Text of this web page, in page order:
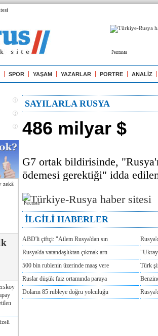
Реклама
SPOR YAŞAM YAZARLAR PORTRE ANALİZ
SAYILARLA RUSYA
486 milyar $
G7 ortak bildirisinde,
ödemesi gerektiği" idda
Реклама
İLGİLİ HABERLER
ABD'li çiftçi: "Ailem Rusya'dan sın
Rusya'da vatandaşlıktan çıkmak artı
500 bin rublenin üzerinde maaş vere
Türk
Ruslar düşük faiz ortamında paraya
Doların 85 rubleye doğru yolculuğu